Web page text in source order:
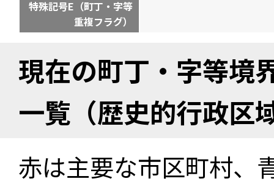
特殊記号E（町丁・字等
重複フラグ）
現在の町丁・字等境
一覧（歴史的行政区
赤は主要な市区町村、